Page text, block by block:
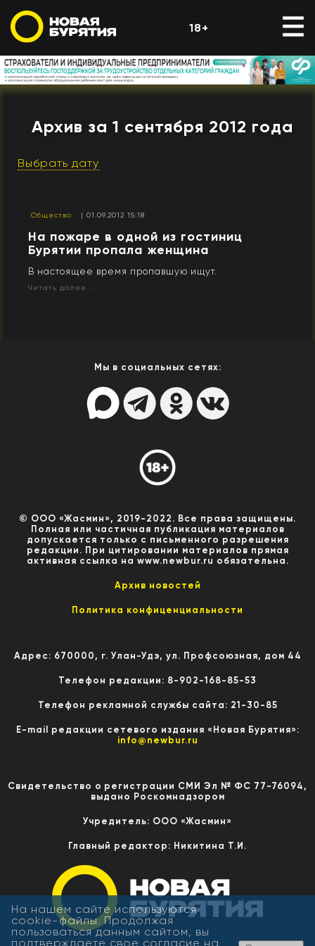
18+
Архив за 1 сентября 2012 года
Выбрать дату
Общество | 01.09.2012 15:18
На пожаре в одной из гостиниц
Бурятии пропала женщина
В настоящее время пропавшую ищут.
Читать далее...
Мы в социальных сетях:
© ООО «Жасмин», 2019-2022. Все права защищены.
Полная или частичная публикация материалов
допускается только с письменного разрешения
редакции. При цитировании материалов прямая
активная ссылка на www.newbur.ru обязательна.
Архив новостей
Политика конфиценциальности
Адрес: 670000, г. Улан-Удэ, ул. Профсоюзная, дом 44
Телефон редакции: 8-902-168-85-53
Телефон рекламной службы сайта: 21-30-85
E-mail редакции сетевого издания «Новая Бурятия»:
info@newbur.ru
Свидетельство о регистрации СМИ Эл № ФС 77-76094,
выдано Роскомнадзором
Учредитель: ООО «Жасмин»
Главный редактор: Никитина Т.И.
На нашем сайте используются
cookie-файлы. Продолжая
пользоваться данным сайтом, вы
подтверждаете свое согласие на